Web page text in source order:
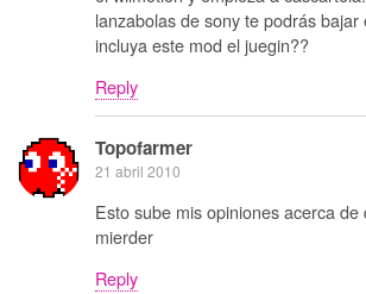
lanzabolas de sony te podrás
incluya este mod el juegin??
Reply
Topofarmer
21 abril 2010
Esto sube mis opiniones acerca
mierder
Reply